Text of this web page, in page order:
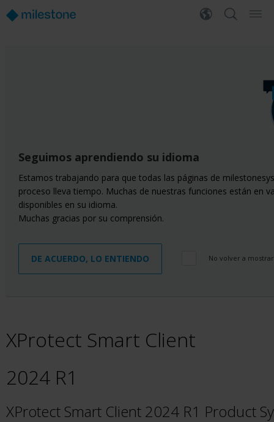
Seguimos aprendiendo su idioma
Estamos trabajando para que todas las páginas de
proceso lleva tiempo. Muchas de nuestras funciones están en
disponibles en su idioma.
Muchas gracias por su comprensión.
DE ACUERDO, LO ENTIENDO No volver a
XProtect Smart Client
2024 R1
XProtect Smart Client 2024 R1 Product